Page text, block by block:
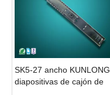
SK5-27 ancho KUNLONG
diapositivas de cajón de